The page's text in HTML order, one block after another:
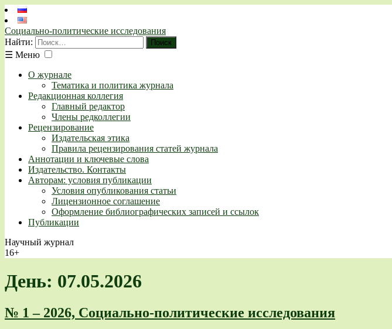
Социально-политические исследования
Найти:
☰ Меню
О журнале
Тематика и политика журнала
Редакционная коллегия
Главный редактор
Члены редколлегии
Рецензирование
Издательская этика
Правила рецензирования статей журнала
Аннотации и ключевые слова
Издательство. Контакты
Авторам: условия публикации
Условия опубликования статьи
Лицензионное соглашение
Оформление библиографических записей и ссылок
Публикации
Научный журнал
16+
День: 07.05.2026
№ 1 – 2026, Социально-политические исследования